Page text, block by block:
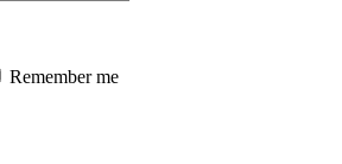
Remember me